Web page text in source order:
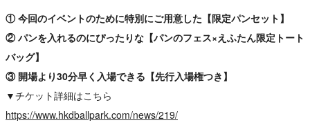
① 今回のイベントのために特別にご用意した【限定パンセット】
② パンを入れるのにぴったりな【パンのフェス×えふたん限定トート
バッグ】
③ 開場より30分早く入場できる【先行入場権つき】
▼チケット詳細はこちら
https://www.hkdballpark.com/news/219/